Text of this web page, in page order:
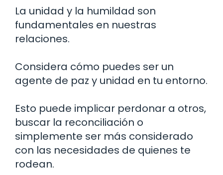
La unidad y la humildad son
fundamentales en nuestras
relaciones.
Considera cómo puedes ser un
agente de paz y unidad en tu entorno.
Esto puede implicar perdonar a otros,
buscar la reconciliación o
simplemente ser más considerado
con las necesidades de quienes te
rodean.